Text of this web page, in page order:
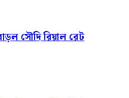
সৌদি রিয়াল রেট